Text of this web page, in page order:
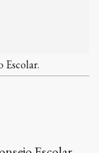
Escolar
de año, a